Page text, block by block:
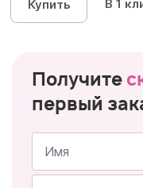
Купить В 1
Получите
первый
Имя